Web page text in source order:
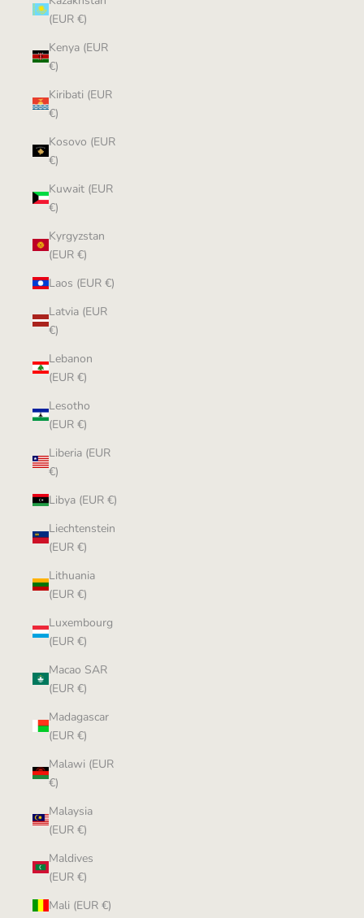
(EUR €)
Kenya (EUR
€)
Kiribati (EUR
€)
Kosovo (EUR
€)
Kuwait (EUR
€)
Kyrgyzstan
(EUR €)
Laos (EUR €)
Latvia (EUR
€)
Lebanon
(EUR €)
Lesotho
(EUR €)
Liberia (EUR
€)
Libya (EUR €)
Liechtenstein
(EUR €)
Lithuania
(EUR €)
Luxembourg
(EUR €)
Macao SAR
(EUR €)
Madagascar
(EUR €)
Malawi (EUR
€)
Malaysia
(EUR €)
Maldives
(EUR €)
Mali (EUR €)